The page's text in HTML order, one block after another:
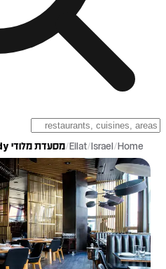
Home
/
Israel
/
Eilat
/ מסעדת מלודי Melody אילת